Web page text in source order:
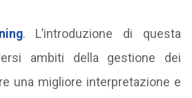
. L’introduzione di questa
ambiti della gestione dei
una migliore interpretazione e